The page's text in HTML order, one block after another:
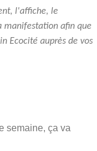
l'affiche, le
manifestation afin que
Ecocité auprès de vos
semaine, ça va